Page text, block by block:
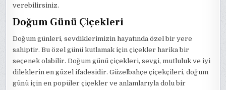
verebilirsiniz.
Doğum Günü Çiçekleri
Doğum günleri, sevdiklerimizin hayatında özel bir yere
sahiptir. Bu özel günü kutlamak için çiçekler harika bir
seçenek olabilir. Doğum günü çiçekleri, sevgi, mutluluk ve iyi
dileklerin en güzel ifadesidir. Güzelbahçe çiçekçileri, doğum
günü için en popüler çiçekler ve anlamlarıyla dolu bir